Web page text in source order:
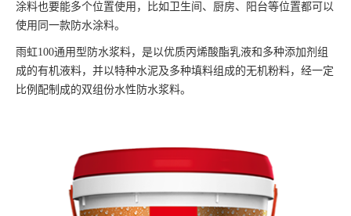
涂料也要能多个位置使用，比如卫生间、厨房、阳台等位置都可以
使用同一款防水涂料。
雨虹100通用型防水浆料，是以优质丙烯酸酯乳液和多种添加剂组
成的有机液料，并以特种水泥及多种填料组成的无机粉料，经一定
比例配制成的双组份水性防水浆料。